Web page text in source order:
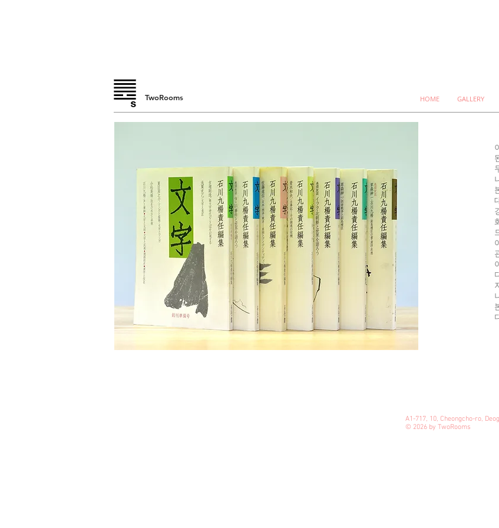
TwoRooms HOME GALLERY
A1-717, 10, Cheongcho-ro,
© 2026 by TwoRooms